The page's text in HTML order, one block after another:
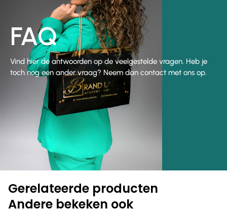
FAQ
Vind hier de antwoorden op de veelgestelde vragen. Heb je
toch nog een ander vraag? Neem dan contact met ons op.
Gerelateerde producten
Andere bekeken ook